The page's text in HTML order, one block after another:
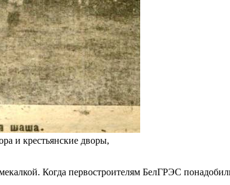
и крестьянские дворы,
Когда первостроителям БелГРЭС